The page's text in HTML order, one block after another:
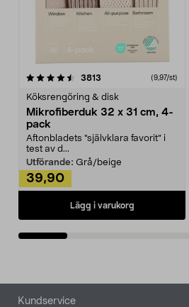
3813 (9,97/st)
Köksrengöring & disk
Mikrofiberduk 32 x 31 cm, 4-
pack
Aftonbladets "självklara favorit” i
test av d...
Utförande: Grå/beige
39,90
Lägg i varukorg
4.0av 5 stjärnor
Sidfot
Kundservice